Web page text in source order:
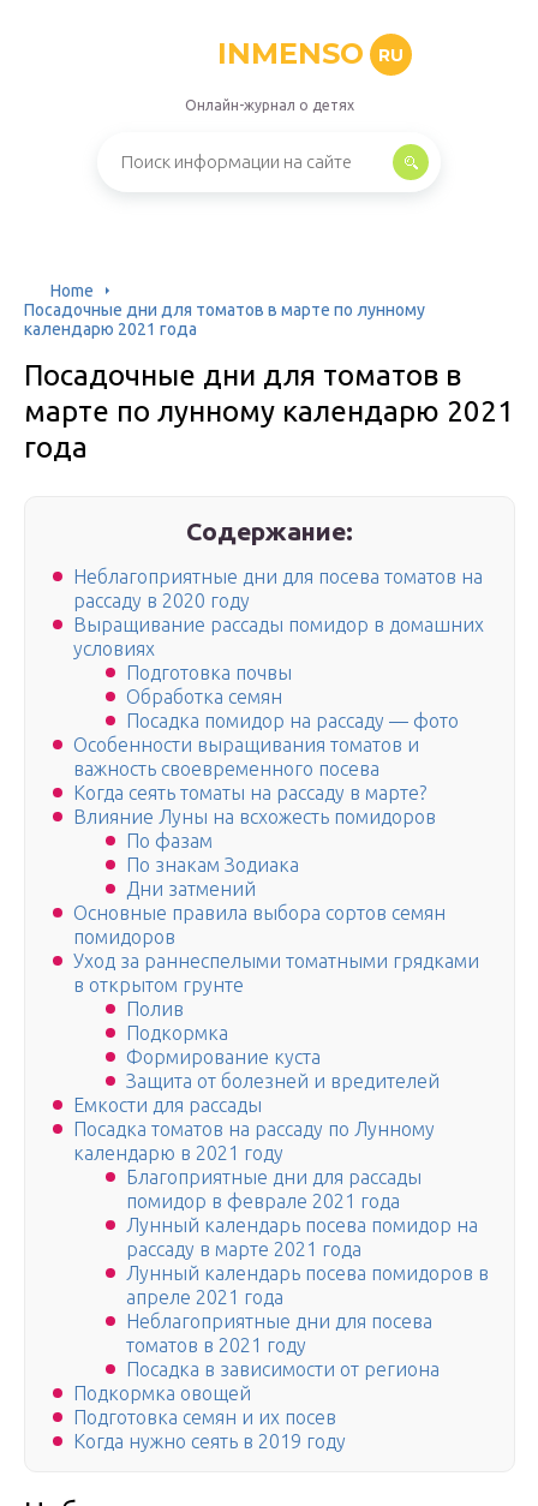
INMENSO RU
Онлайн-журнал о детях
Home
Посадочные дни для томатов в марте по лунному
календарю 2021 года
Посадочные дни для томатов в
марте по лунному календарю 2021
года
Содержание:
Неблагоприятные дни для посева томатов на
рассаду в 2020 году
Выращивание рассады помидор в домашних
условиях
Подготовка почвы
Обработка семян
Посадка помидор на рассаду — фото
Особенности выращивания томатов и
важность своевременного посева
Когда сеять томаты на рассаду в марте?
Влияние Луны на всхожесть помидоров
По фазам
По знакам Зодиака
Дни затмений
Основные правила выбора сортов семян
помидоров
Уход за раннеспелыми томатными грядками
в открытом грунте
Полив
Подкормка
Формирование куста
Защита от болезней и вредителей
Емкости для рассады
Посадка томатов на рассаду по Лунному
календарю в 2021 году
Благоприятные дни для рассады
помидор в феврале 2021 года
Лунный календарь посева помидор на
рассаду в марте 2021 года
Лунный календарь посева помидоров в
апреле 2021 года
Неблагоприятные дни для посева
томатов в 2021 году
Посадка в зависимости от региона
Подкормка овощей
Подготовка семян и их посев
Когда нужно сеять в 2019 году